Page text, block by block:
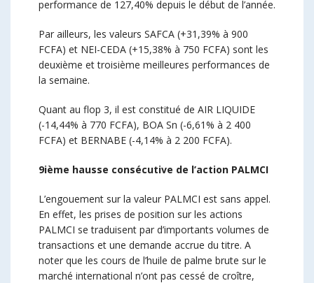
performance de 127,40% depuis le début de l’année.
Par ailleurs, les valeurs SAFCA (+31,39% à 900
FCFA) et NEI-CEDA (+15,38% à 750 FCFA) sont les
deuxième et troisième meilleures performances de
la semaine.
Quant au flop 3, il est constitué de AIR LIQUIDE
(-14,44% à 770 FCFA), BOA Sn (-6,61% à 2 400
FCFA) et BERNABE (-4,14% à 2 200 FCFA).
9ième hausse consécutive de l’action PALMCI
L’engouement sur la valeur PALMCI est sans appel.
En effet, les prises de position sur les actions
PALMCI se traduisent par d’importants volumes de
transactions et une demande accrue du titre. A
noter que les cours de l’huile de palme brute sur le
marché international n’ont pas cessé de croître,